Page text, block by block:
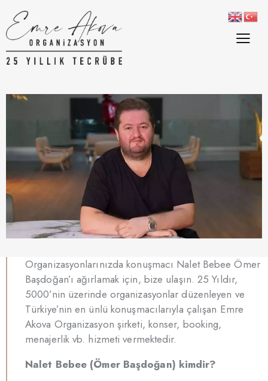
Organizasyonlarınızda konuşmacı Nalet Bebee Ömer
Başdoğan’ı ağırlamak için, bize ulaşın. 25 Yıldır,
5000’nin üzerinde organizasyonlar düzenleyen ve
Türkiye’nin en ünlü konuşmacılarıyla çalışan Emre
Akova Organizasyon şirketi, konser, booking,
menajerlik vb. hizmeti vermektedir.
Nalet Bebee (Ömer Başdoğan) kimdir?